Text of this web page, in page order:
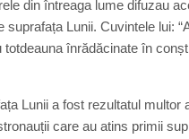
din întreaga lume difuzau
suprafața Lunii. Cuvintele lui:
totdeauna înrădăcinate în
Lunii a fost rezultatul
care au atins primii